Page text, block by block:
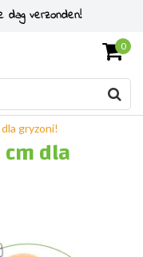
verzonden!
0
gryzoni!
dla